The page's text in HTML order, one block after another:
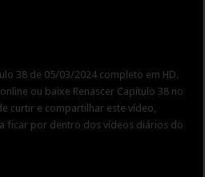
38 de 05/03/2024 completo em HD.
ou baixe Renascer Capítulo 38 no
curtir e compartilhar este vídeo,
ficar por dentro dos vídeos diários do